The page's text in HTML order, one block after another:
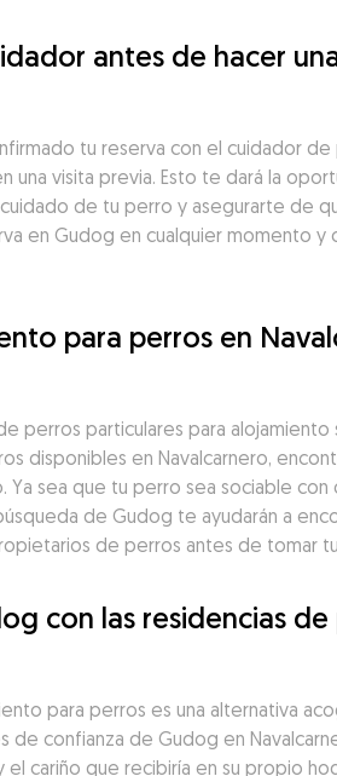
antes de hacer
tu reserva con el cuidador
una visita previa. Esto te dará la
de tu perro y asegurarte de
en Gudog en cualquier momento
para perros en
perros particulares para
disponibles en Navalcarnero,
sea que tu perro sea sociable
de Gudog te ayudarán a
de perros antes de tomar
con las residencias
para perros es una alternativa
de confianza de Gudog en
cariño que recibiría en su propio